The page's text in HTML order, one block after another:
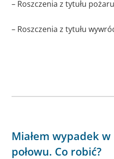
– Roszczenia z tytułu
– Roszczenia z tytułu
Miałem wypadek
połowu. Co robić?